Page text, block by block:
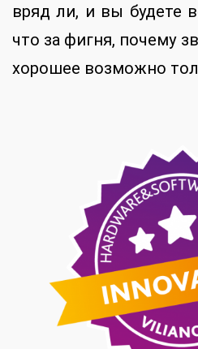
вряд ли, и вы будете
что за фигня, почему
хорошее возможно